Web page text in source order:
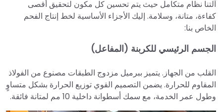
آلتنا نظام متكامل حيث يتم تحسين كل مكون لتحقيق أقصى
كفاءة، متانة، وسلامة. إليك الأجزاء الأساسية لخط إنتاج الفحم
الخاص بنا:
الجسم الرئيسي للكربنة (المفاعل)
القلب من الجهاز. يتميز ببرميل مزدوج الطبقات مصنوع من الفولاذ
المقاوم للحرارة. يضمن التصميم القوي توزيع الحرارة بشكل متساوٍ
وطول عمر الخدمة، مع سمك أسطوانة داخلية 10 مم لمتانة فائقة.